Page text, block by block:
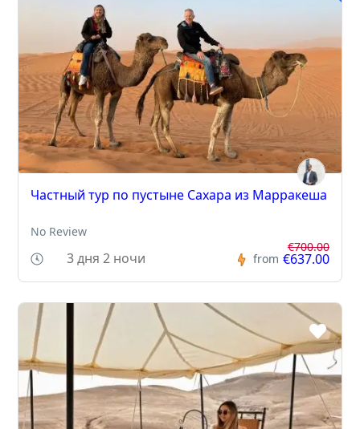
Частный тур по пустыне Сахара из Марракеша
No Review
3 дня 2 ночи from
€700.00
€637.00